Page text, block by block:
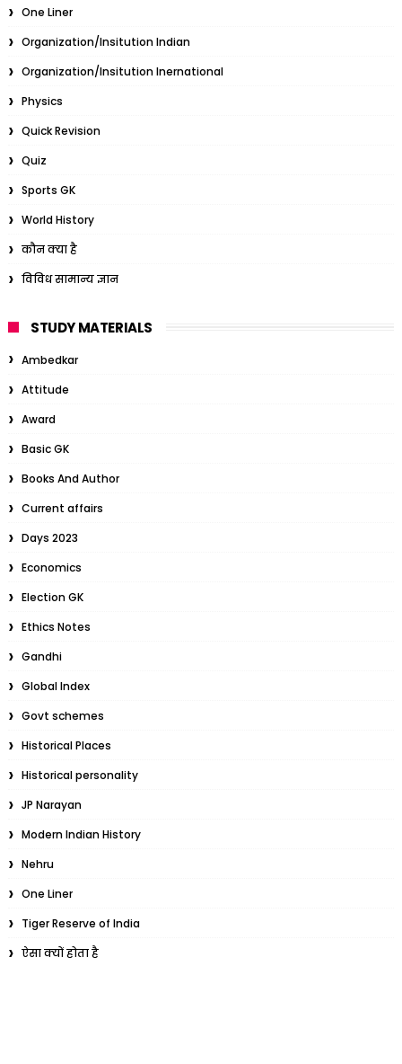
One Liner
Organization/Insitution Indian
Organization/Insitution Inernational
Physics
Quick Revision
Quiz
Sports GK
World History
कौन क्या है
विविध सामान्य ज्ञान
STUDY MATERIALS
Ambedkar
Attitude
Award
Basic GK
Books And Author
Current affairs
Days 2023
Economics
Election GK
Ethics Notes
Gandhi
Global Index
Govt schemes
Historical Places
Historical personality
JP Narayan
Modern Indian History
Nehru
One Liner
Tiger Reserve of India
ऐसा क्यों होता है